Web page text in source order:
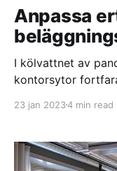
Anpassa
I kölvattnet av
kontorsytor
fullsatta nästa
kontoret används
23 jan 20234 min read